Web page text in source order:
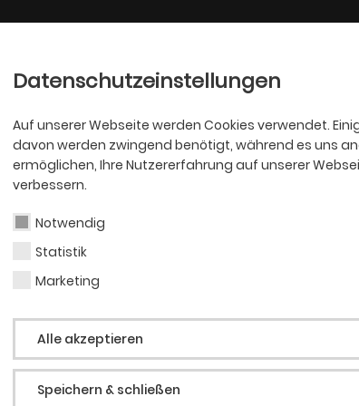
Datenschutzeinstellungen
Auf unserer Webseite werden Cookies verwendet.
davon werden zwingend benötigt, während es uns
ermöglichen, Ihre Nutzererfahrung auf unserer
verbessern.
Notwendig
Statistik
Marketing
Alle akzeptieren
Speichern & schließen